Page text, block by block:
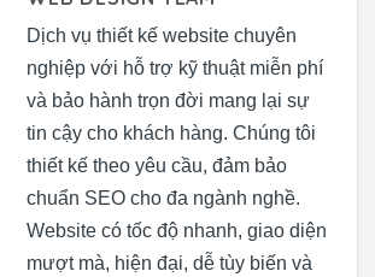
Dịch vụ thiết kế website chuyên
nghiệp với hỗ trợ kỹ thuật miễn phí
và bảo hành trọn đời mang lại sự
tin cậy cho khách hàng. Chúng tôi
thiết kế theo yêu cầu, đảm bảo
chuẩn SEO cho đa ngành nghề.
Website có tốc độ nhanh, giao diện
mượt mà, hiện đại, dễ tùy biến và